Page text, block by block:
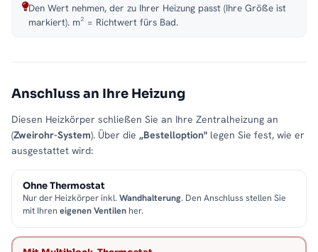
Den Wert nehmen, der zu Ihrer Heizung passt (Ihre Größe ist
markiert). m² = Richtwert fürs Bad.
Anschluss an Ihre Heizung
Diesen Heizkörper schließen Sie an Ihre Zentralheizung an
(Zweirohr-System). Über die „Bestelloption" legen Sie fest, wie er
ausgestattet wird:
Ohne Thermostat
Nur der Heizkörper inkl. Wandhalterung. Den Anschluss stellen Sie
mit Ihren eigenen Ventilen her.